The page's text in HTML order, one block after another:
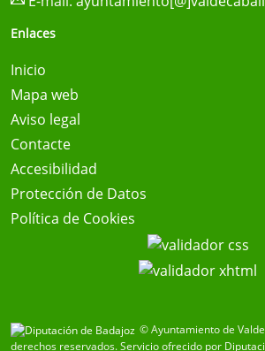
Enlaces
Inicio
Mapa web
Aviso legal
Contacte
Accesibilidad
Protección de Datos
Política de Cookies
© Ayuntamiento de
derechos reservados.Servicio ofrecido por